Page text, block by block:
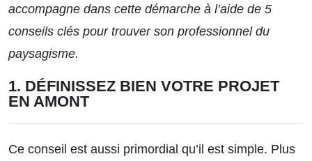
accompagne dans cette démarche à l’aide de 5
conseils clés pour trouver son professionnel du
paysagisme.
1. DÉFINISSEZ BIEN VOTRE PROJET
EN AMONT
Ce conseil est aussi primordial qu’il est simple. Plus